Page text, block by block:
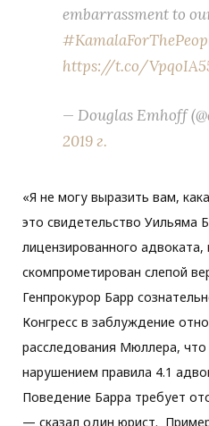
embarrassment to
https://t.co/
— Douglas Emhoff
2019 г.
«Я не могу выразить вам,
это свидетельство Уильяма
лицензированного адвоката,
скомпрометирован слепой
Генпрокурор Барр
Конгресс в заблуждение
расследования Мюллера,
нарушением правила 4.1
Поведение Барра требует
— сказал один юрист.